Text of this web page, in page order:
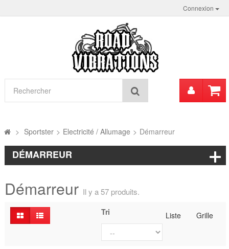
Connexion
Mon
> Sportster > Electricité / Allumage > Démarreur
DÉMARREUR
Démarreur Il y a 57 produits.
Liste Grille
Tri